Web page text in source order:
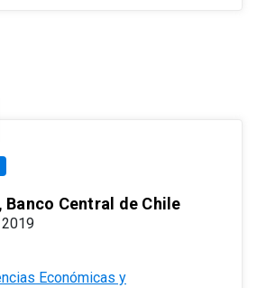
Central de Chile
Económicas y